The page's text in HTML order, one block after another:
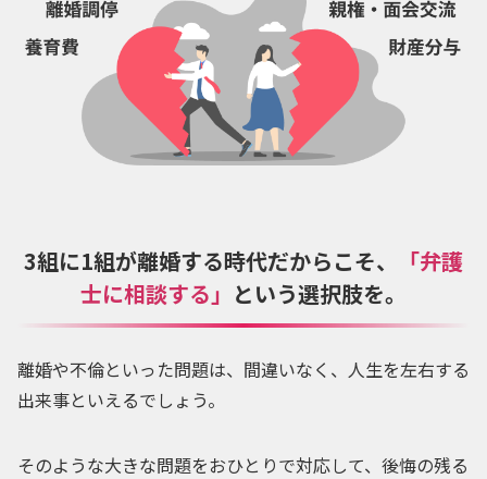
3組に1組が離婚する時代だからこそ、
「弁護
士に相談する」 という選択肢を。
離婚や不倫といった問題は、間違いなく、人生を左右する
出来事といえるでしょう。
そのような大きな問題をおひとりで対応して、後悔の残る